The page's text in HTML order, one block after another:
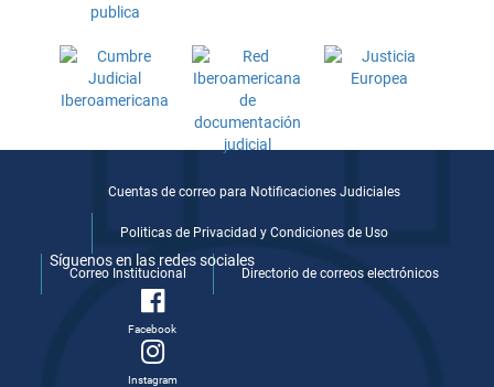
Cuentas de correo para Notificaciones Judiciales
Politicas de Privacidad y Condiciones de Uso
Correo Institucional Directorio de correos electrónicos
Síguenos en las redes sociales
Facebook
Instagram